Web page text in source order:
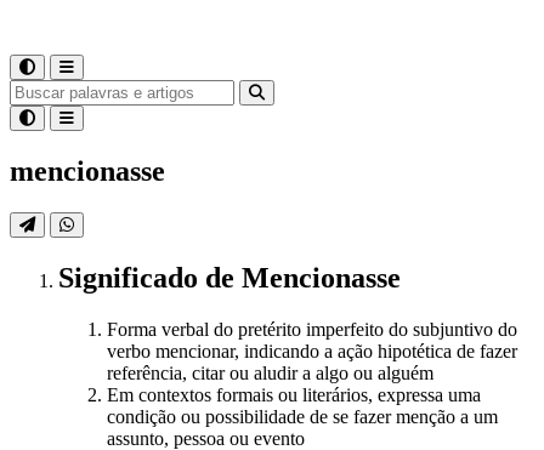
mencionasse
Significado de Mencionasse
Forma verbal do pretérito imperfeito do subjuntivo do
verbo mencionar, indicando a ação hipotética de fazer
referência, citar ou aludir a algo ou alguém
Em contextos formais ou literários, expressa uma
condição ou possibilidade de se fazer menção a um
assunto, pessoa ou evento